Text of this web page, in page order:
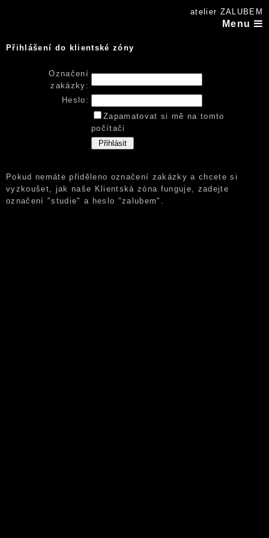
atelier ZALUBEM
Menu
Přihlášení do klientské zóny
Označení
zakázky:
Heslo:
Zapamatovat si mě na tomto
počítači
Pokud nemáte přiděleno označení zakázky a chcete si
vyzkoušet, jak naše Klientská zóna funguje, zadejte
označení "studie" a heslo "zalubem".